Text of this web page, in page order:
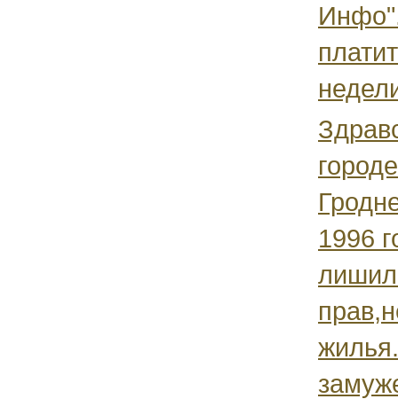
1996